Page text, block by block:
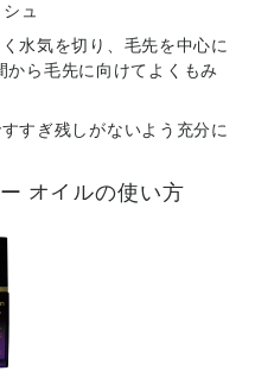
ュ
水気を切り、毛先を中心に
ら毛先に向けてよくもみ
すぎ残しがないよう充分に
オイルの使い方